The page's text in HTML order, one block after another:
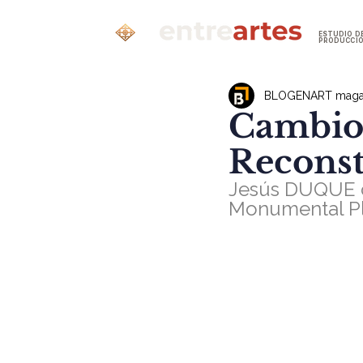
ESTUDIO
BLOGENART
Jesús
Monumental